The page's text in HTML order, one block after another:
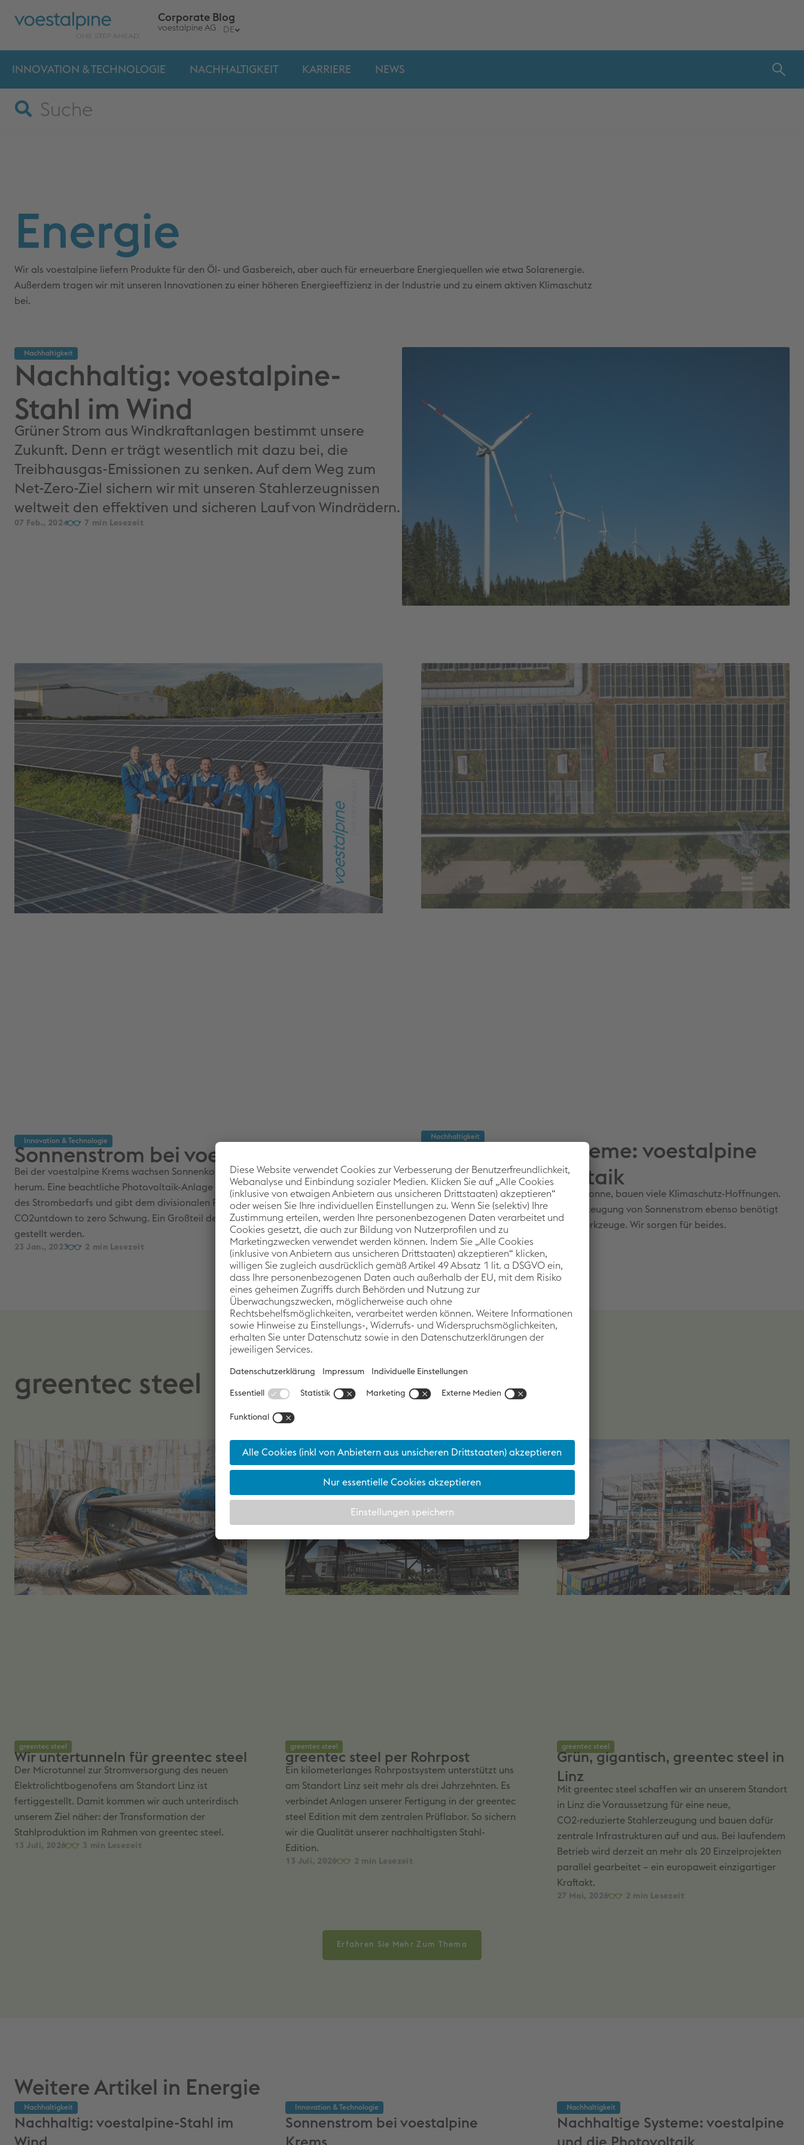
Corporate Blog
voestalpine AG DE
INNOVATION & TECHNO­LOGIE NACHHALTIGKEIT KARRIERE NEWS
Energie
Wir als voestalpine liefern Produkte für den Öl- und Gasbereich, aber auch für erneuerbare Energiequellen wie etwa Solarenergie.
Außerdem tragen wir mit unseren Innovationen zu einer höheren Energieeffizienz in der Industrie und zu einem aktiven Klimaschutz
bei.
Nachhaltigkeit
Nachhaltig: voestalpine-
Stahl im Wind
Grüner Strom aus Windkraftanlagen bestimmt unsere
Zukunft. Denn er trägt wesentlich mit dazu bei, die
Treibhausgas-Emissionen zu senken. Auf dem Weg zum
Net-Zero-Ziel sichern wir mit unseren Stahlerzeugnissen
weltweit den effektiven und sicheren Lauf von Windrädern.
07 Feb., 2024 7
Innovation & Techno­logie
Sonnenstrom bei voestalpine Krems
Bei der voestalpine Krems wachsen Sonnenkollektoren an, auf und um die Gebäude
herum. Eine beachtliche Photovoltaik-Anlage mit 8,5 MWp deckt künftig rund 45%
des Strombedarfs und gibt dem divisionalen Programm zur Emissionseinsparung
CO2untdown to zero Schwung. Ein Großteil der Anlage konnte nun baulich fertig
gestellt werden.
23 Jan., 2023 2
Nachhaltigkeit
Nachhaltige Systeme: voestalpine
und die Photovoltaik
Auf Photovoltaik, den Strom von der Sonne, bauen viele Klimaschutz-Hoffnungen.
Das richtige Know-how wird für die Erzeugung von Sonnenstrom ebenso benötigt
wie nachhaltige Komponenten und Werkzeuge. Wir sorgen für beides.
20 Dez., 2022 7
greentec steel
greentec steel
Wir untertunneln für greentec steel
Der Microtunnel zur Stromversorgung des neuen
Elektrolichtbogenofens am Standort Linz ist
fertiggestellt. Damit kommen wir auch unterirdisch
unserem Ziel näher: der Transformation der
Stahlproduktion im Rahmen von greentec steel.
13 Juli, 2026 3
greentec steel
greentec steel per Rohrpost
Ein kilometerlanges Rohrpostsystem unterstützt uns
am Standort Linz seit mehr als drei Jahrzehnten. Es
verbindet Anlagen unserer Fertigung in der greentec
steel Edition mit dem zentralen Prüflabor. So sichern
wir die Qualität unserer nachhaltigsten Stahl-
Edition.
13 Juli, 2026 2
greentec steel
Grün, gigantisch, greentec steel in
Linz
Mit greentec steel schaffen wir an unserem Standort
in Linz die Voraussetzung für eine neue,
CO2‑reduzierte Stahlerzeugung und bauen dafür
zentrale Infrastrukturen auf und aus. Bei laufendem
Betrieb wird derzeit an mehr als 20 Einzelprojekten
parallel gearbeitet – ein europaweit einzigartiger
Kraftakt.
27 Mai, 2026 2
Erfahren Sie Mehr Zum Thema
Energie
Nachhaltigkeit
Nachhaltig: voestalpine-Stahl im
Innovation & Techno­logie
Sonnenstrom bei voestalpine
Nachhaltigkeit
Nachhaltige Systeme: voestalpine